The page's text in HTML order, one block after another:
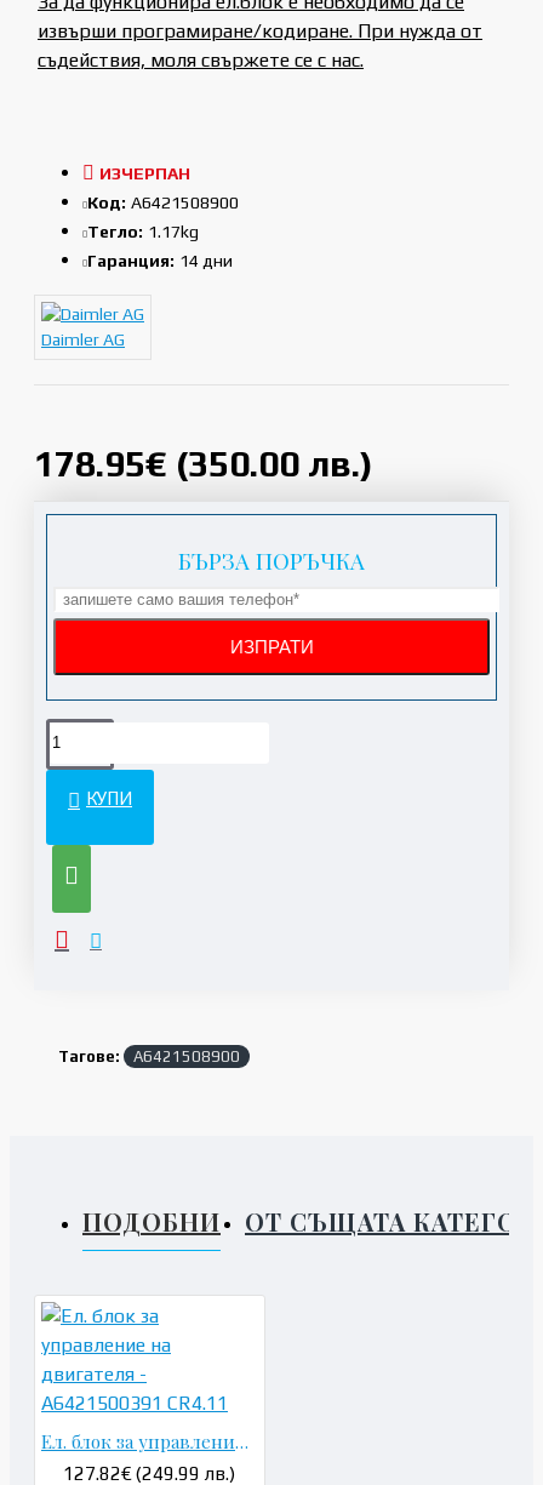
извърши програмиране/кодиране. При нужда от
съдействия, моля свържете се с нас.
178.95€ (350.00 лв.)
ИЗЧЕРПАН
Код: A6421508900
Тегло: 1.17kg
Гаранция: 14 дни
Daimler AG
БЪРЗА ПОРЪЧКА
КУПИ
Тагове: A6421508900
ПОДОБНИ ОТ СЪЩАТА
Ел. блок за управление на двигателя - A6421500391 CR4.11
127.82€ (249.99 лв.)